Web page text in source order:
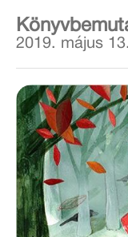
2019. május 13.